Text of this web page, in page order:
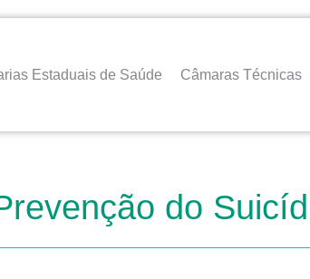
Estaduais de Saúde Câmaras Técnicas
do